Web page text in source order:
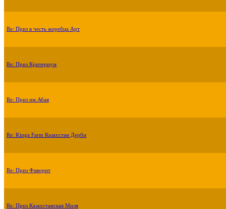
Re: Приз в честь жеребца Арт
Re: Приз Критериум
Re: Приз им.Абая
Re: Kinga Farm Казахстан Дерби
Re: Приз Фаворит
Re: Приз Казахстанская Миля